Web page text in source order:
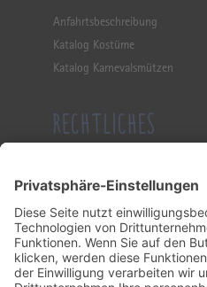
Anfahrtsbeschreibung
Katalog Kostüme
Katalog Karnevalsmützen
RECHTLICHES
Datenschutzerklärung
Allgemeine Geschäftsbedingung
KONTAKT